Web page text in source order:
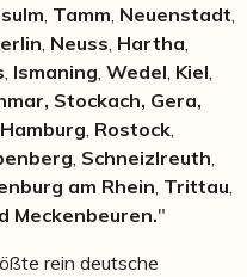
, Tamm, Neuenstadt,
, Neuss, Hartha,
, Ismaning, Wedel, Kiel,
Stockach, Gera,
Hamburg, Rostock,
, Schneizlreuth,
am Rhein, Trittau,
Meckenbeuren."
rein deutsche